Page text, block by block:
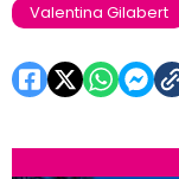
Valentina Gilabert